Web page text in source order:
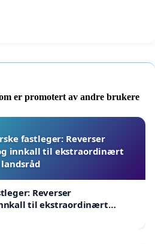
er promotert av andre brukere
fastleger: Reverser
innkall til ekstraordinært
landsråd
Reverser
til ekstraordinært